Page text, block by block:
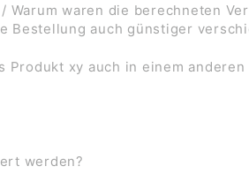
waren die berechneten
Bestellung auch günstiger
xy auch in einem anderen
werden?